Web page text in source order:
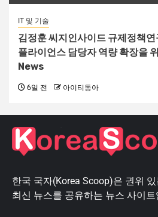
IT 및 기술
김정훈 씨지인사이드 규제정책
플라이언스 담당자 역량 확장을
News
6일 전 아이티동아
한국 국자(Korea Scoop)은 권위
최신 뉴스를 공유하는 뉴스 사이트